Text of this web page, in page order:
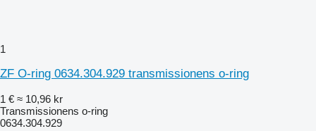
1
ZF O-ring 0634.304.929 transmissionens o-ring
1 € ≈ 10,96 kr
Transmissionens o-ring
0634.304.929